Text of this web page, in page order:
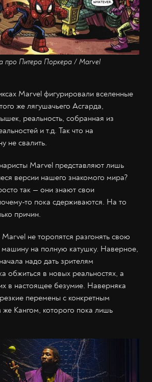
про Питера Поркера / Marvel
Marvel фигурировали вселенные
же лягушачьего Асгарда,
реальность, собранная из
и т.д. Так что на
не свалить.
Marvel представляют лишь
версии нашего знакомого мира?
так — они знают свои
то пока сдерживаются. На то
причин.
не торопятся разгонять свою
машину на полную катушку. Наверное,
надо дать зрителям
обжиться в новых реальностях, а
в настоящее безумие. Наверняка
перемены с конкретным
Кангом, которого пока лишь